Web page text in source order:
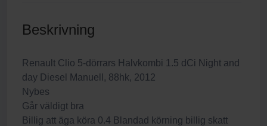
Beskrivning
Renault Clio 5-dörrars Halvkombi 1.5 dCi Night and
day Diesel Manuell, 88hk, 2012
Nybes
Går väldigt bra
Billig att äga köra 0.4 Blandad körning billig skatt